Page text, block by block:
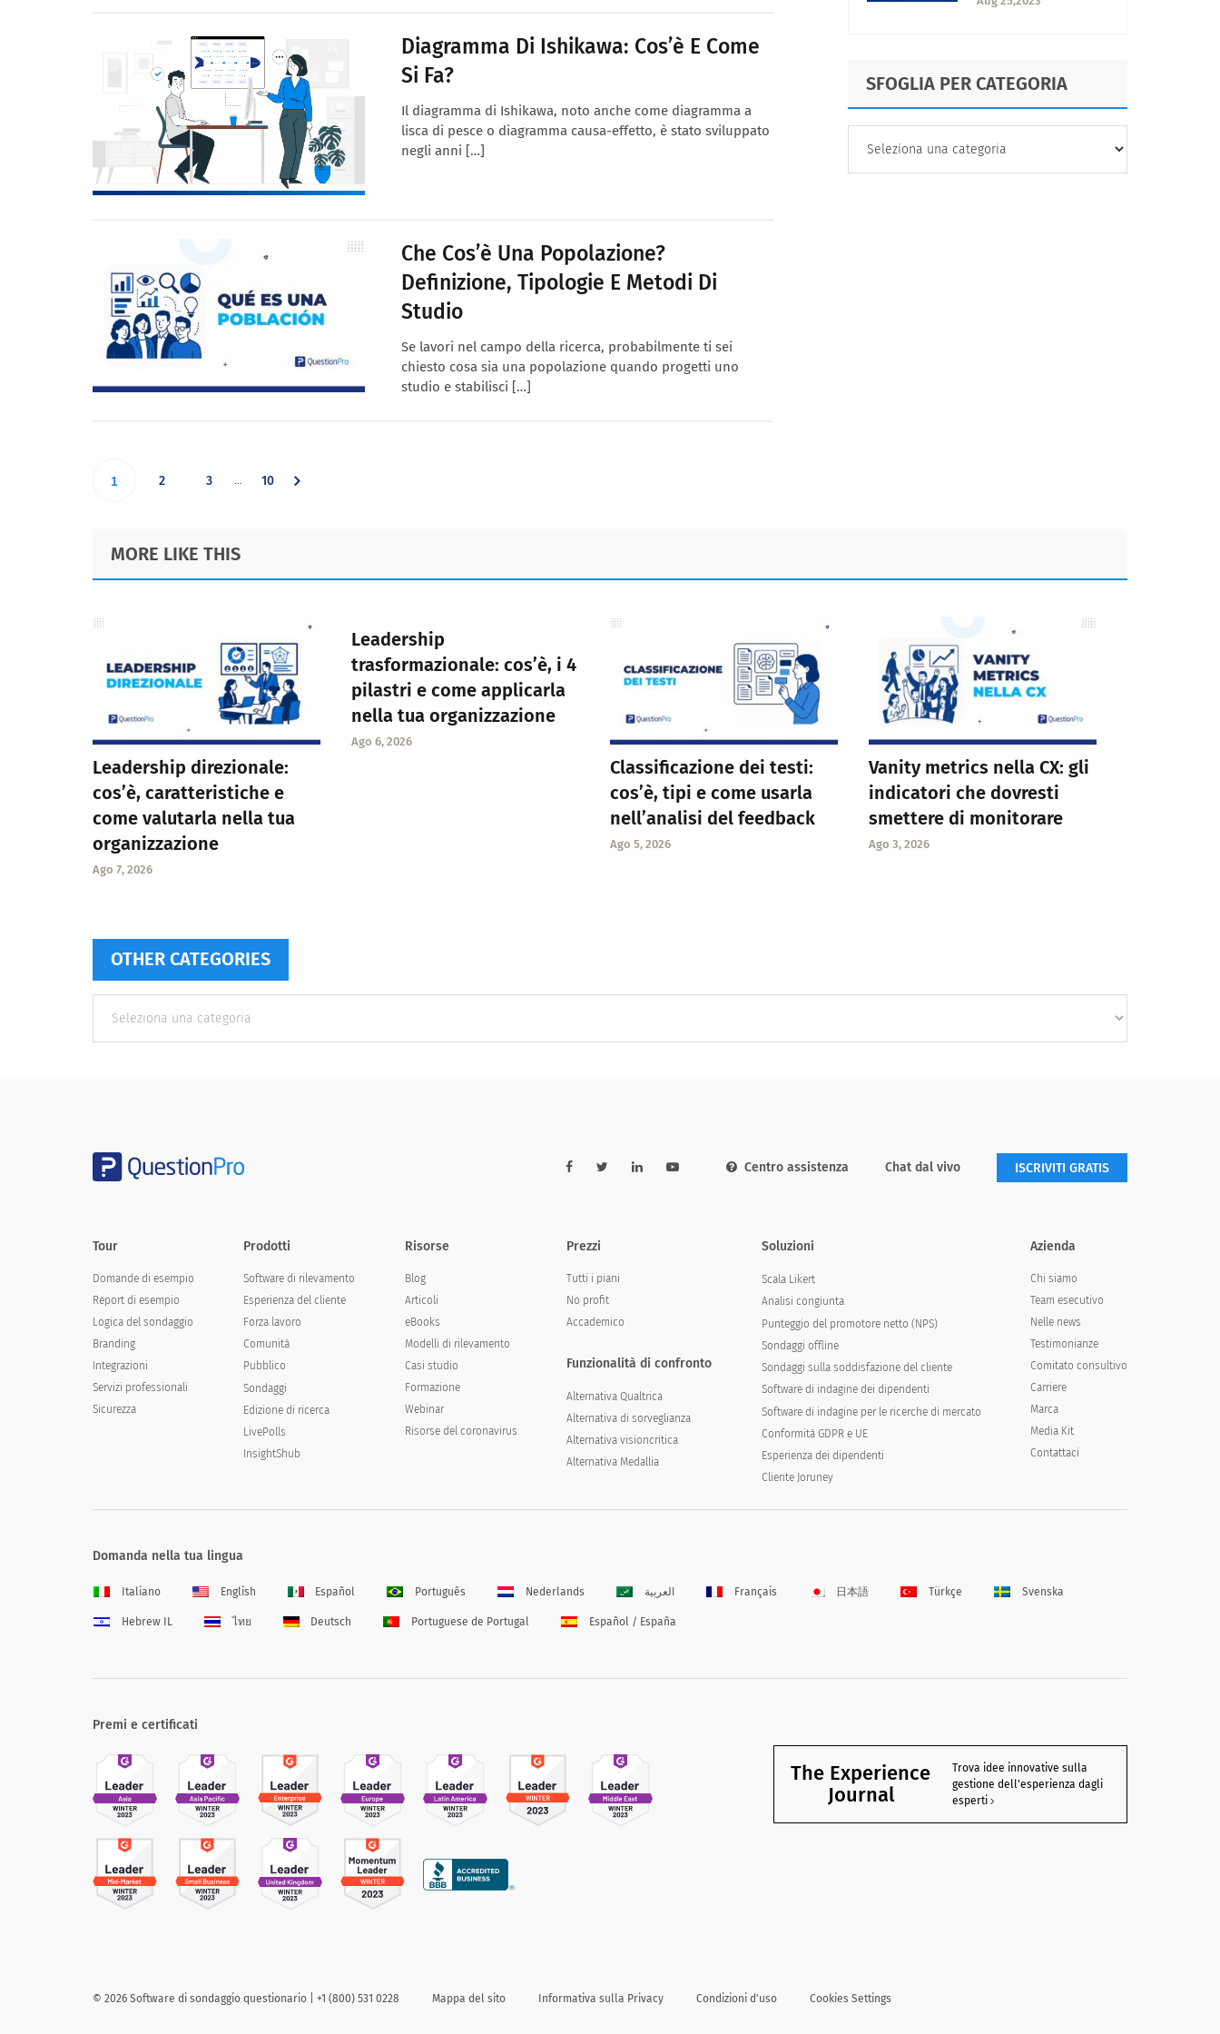
Diagramma Di Ishikawa: Cos’è E Come
Si Fa?
Il diagramma di Ishikawa, noto anche come diagramma a
lisca di pesce o diagramma causa-effetto, è stato sviluppato
negli anni […]
Che Cos’è Una Popolazione?
Definizione, Tipologie E Metodi Di
Studio
Se lavori nel campo della ricerca, probabilmente ti sei
chiesto cosa sia una popolazione quando progetti uno
studio e stabilisci […]
Go
1 Go
2 Go
3
pagesGo
10
SFOGLIA PER CATEGORIA
PER
CATEGORIA
MORE LIKE THIS
Leadership direzionale:
cos’è, caratteristiche e
come valutarla nella tua
organizzazione
Ago 7, 2026
Leadership
trasformazionale: cos’è, i 4
pilastri e come applicarla
nella tua organizzazione
Ago 6, 2026
Classificazione dei testi:
cos’è, tipi e come usarla
nell’analisi del feedback
Ago 5, 2026
Vanity metrics nella CX: gli
indicatori che dovresti
smettere di monitorare
Ago 3, 2026
OTHER CATEGORIES
categories
Centro assistenza Chat dal vivo ISCRIVITI GRATIS
Tour
Domande di esempio
Report di esempio
Logica del sondaggio
Branding
Integrazioni
Servizi professionali
Sicurezza
Prodotti
Software di rilevamento
Esperienza del cliente
Forza lavoro
Comunità
Pubblico
Sondaggi
Edizione di ricerca
LivePolls
InsightShub
Risorse
Blog
Articoli
eBooks
Modelli di rilevamento
Casi studio
Formazione
Webinar
Risorse del coronavirus
Prezzi
Tutti i piani
No profit
Accademico
Funzionalità di confronto
Alternativa Qualtrica
Alternativa di sorveglianza
Alternativa visioncritica
Alternativa Medallia
Soluzioni
Scala Likert
Analisi congiunta
Punteggio del promotore netto (NPS)
Sondaggi offline
Sondaggi sulla soddisfazione del cliente
Software di indagine dei dipendenti
Software di indagine per le ricerche di mercato
Conformità GDPR e UE
Esperienza dei dipendenti
Cliente Joruney
Azienda
Chi siamo
Team esecutivo
Nelle news
Testimonianze
Comitato consultivo
Carriere
Marca
Media Kit
Contattaci
Domanda nella tua lingua
Italiano English Español Português Nederlands العربية Français 日本語 Türkçe Svenska
Hebrew IL ไทย Deutsch Portuguese de Portugal Español / España
Premi e certificati
The Experience
Journal
Trova idee innovative sulla
gestione dell'esperienza dagli
esperti
© 2026 Software di sondaggio questionario | +1 (800) 531 0228 Mappa del sito Informativa sulla Privacy Condizioni d'uso Cookies Settings